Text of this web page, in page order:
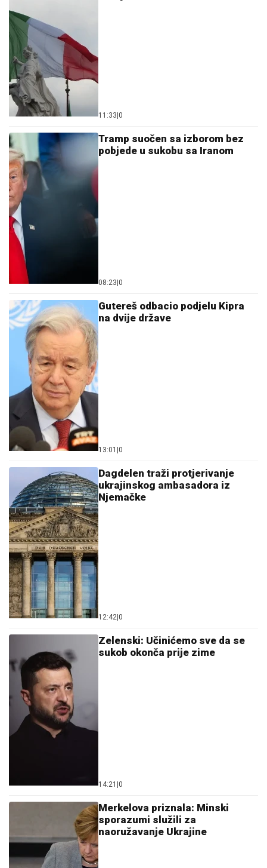
11:33 0
Tramp suočen sa izborom bez
pobjede u sukobu sa Iranom
08:23 0
Gutereš odbacio podjelu Kipra
na dvije države
13:01 0
Dagdelen traži protjerivanje
ukrajinskog ambasadora iz
Njemačke
12:42 0
Zelenski: Učinićemo sve da se
sukob okonča prije zime
14:21 0
Merkelova priznala: Minski
sporazumi služili za
naoružavanje Ukrajine